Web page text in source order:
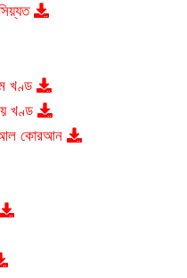
খণ্ড
খণ্ড
আল কোরআন